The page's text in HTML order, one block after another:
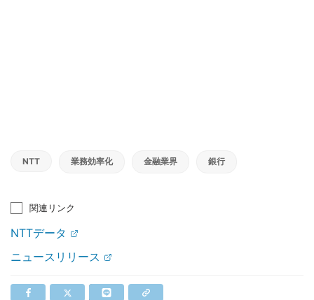
NTT 業務効率化 金融業界 銀行
関連リンク
NTTデータ
ニュースリリース